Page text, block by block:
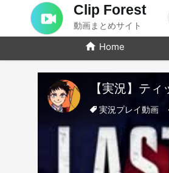
Clip Forest
動画まとめサイト
Home